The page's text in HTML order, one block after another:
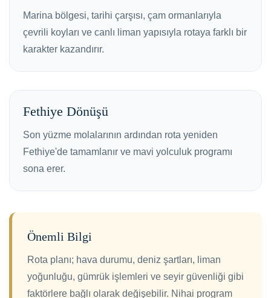
Marina bölgesi, tarihi çarşısı, çam ormanlarıyla
çevrili koyları ve canlı liman yapısıyla rotaya farklı bir
karakter kazandırır.
Fethiye Dönüşü
Son yüzme molalarının ardından rota yeniden
Fethiye'de tamamlanır ve mavi yolculuk programı
sona erer.
Önemli Bilgi
Rota planı; hava durumu, deniz şartları, liman
yoğunluğu, gümrük işlemleri ve seyir güvenliği gibi
faktörlere bağlı olarak değişebilir. Nihai program